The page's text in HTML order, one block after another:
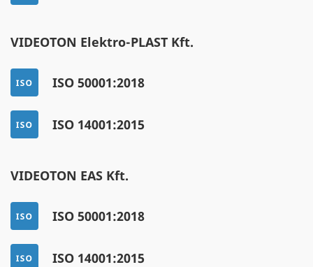
VIDEOTON Elektro-PLAST Kft.
ISO 50001:2018
ISO 14001:2015
VIDEOTON EAS Kft.
ISO 50001:2018
ISO 14001:2015